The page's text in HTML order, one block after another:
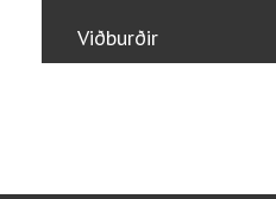
Viðburðir